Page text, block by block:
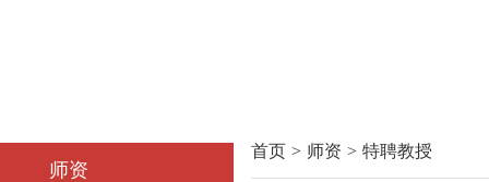
师资
首页 > 师资 > 特聘教授